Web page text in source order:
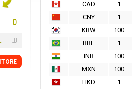
CAD
1
CNY
1
KRW
100
BRL
1
INR
100
MXN
100
HKD
1